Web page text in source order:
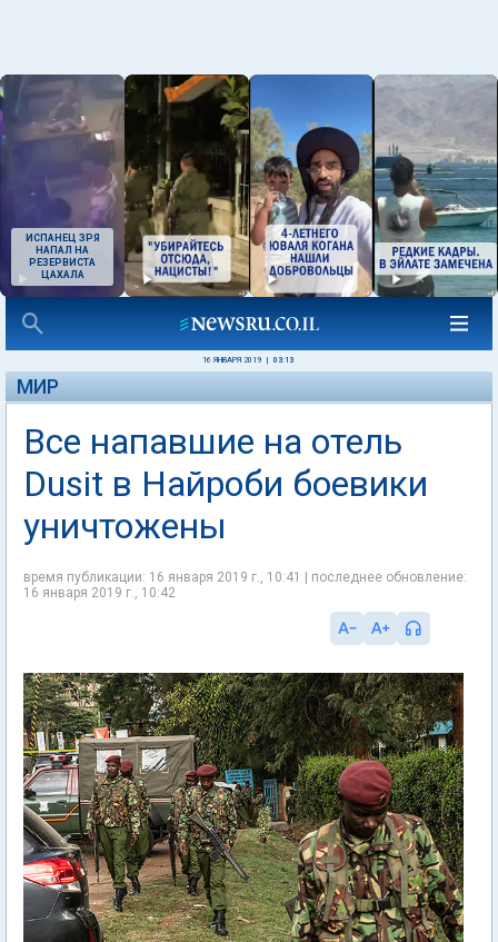
ИСПАНЕЦ ЗРЯ
НАПАЛ НА
РЕЗЕРВИСТА
ЦАХАЛА
16 ЯНВАРЯ 2019 03:13
МИР
Все напавшие на отель
Dusit в Найроби боевики
уничтожены
время публикации: 16 января 2019 г., 10:41 | последнее обновление:
16 января 2019 г., 10:42